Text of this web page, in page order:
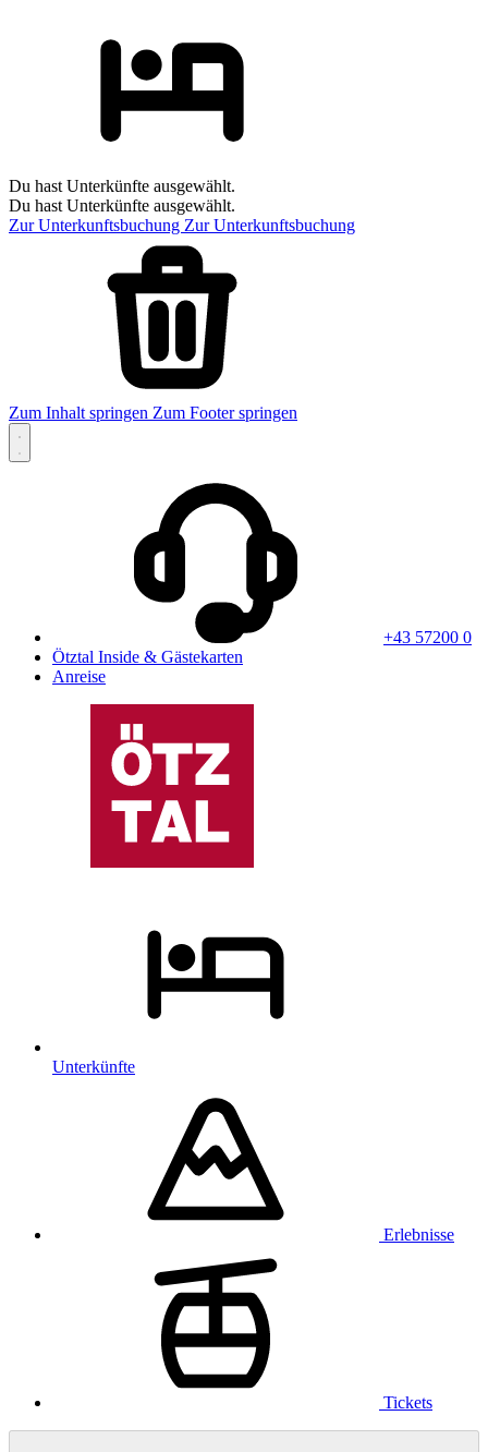
Du hast Unterkünfte ausgewählt.
Du hast Unterkünfte ausgewählt.
Zur Unterkunftsbuchung Zur Unterkunftsbuchung
Zum Inhalt springen Zum Footer springen
+43 57200 0
Ötztal Inside & Gästekarten
Anreise
Unterkünfte
Erlebnisse
Tickets